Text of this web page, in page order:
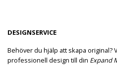
DESIGNSERVICE
Behöver du hjälp att skapa original?
professionell design till din Expand